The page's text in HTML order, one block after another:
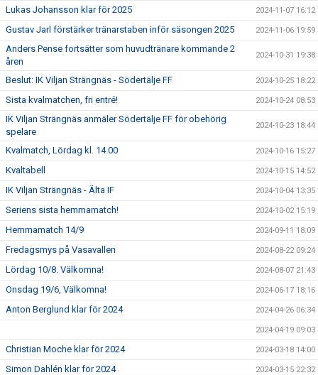
Lukas Johansson klar för 2025 2024-11-07 16:12
Gustav Jarl förstärker tränarstaben inför säsongen 2025 2024-11-06 19:59
Anders Pense fortsätter som huvudtränare kommande 2
åren
2024-10-31 19:38
Beslut: IK Viljan Strängnäs - Södertälje FF 2024-10-25 18:22
Sista kvalmatchen, fri entré! 2024-10-24 08:53
IK Viljan Strängnäs anmäler Södertälje FF för obehörig
spelare
2024-10-23 18:44
Kvalmatch, Lördag kl. 14.00 2024-10-16 15:27
Kvaltabell 2024-10-15 14:52
IK Viljan Strängnäs - Älta IF 2024-10-04 13:35
Seriens sista hemmamatch! 2024-10-02 15:19
Hemmamatch 14/9 2024-09-11 18:09
Fredagsmys på Vasavallen 2024-08-22 09:24
Lördag 10/8. Välkomna! 2024-08-07 21:43
Onsdag 19/6, Välkomna! 2024-06-17 18:16
Anton Berglund klar för 2024 2024-04-26 06:34
2024-04-19 09:03
Christian Moche klar för 2024 2024-03-18 14:00
Simon Dahlén klar för 2024 2024-03-15 22:32